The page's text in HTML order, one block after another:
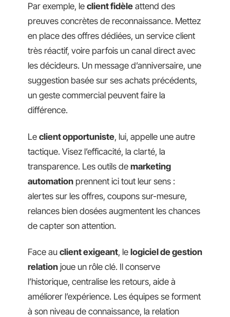
Par exemple, le client fidèle attend des
preuves concrètes de reconnaissance. Mettez
en place des offres dédiées, un service client
très réactif, voire parfois un canal direct avec
les décideurs. Un message d’anniversaire, une
suggestion basée sur ses achats précédents,
un geste commercial peuvent faire la
différence.
Le client opportuniste, lui, appelle une autre
tactique. Visez l’efficacité, la clarté, la
transparence. Les outils de marketing
automation prennent ici tout leur sens :
alertes sur les offres, coupons sur-mesure,
relances bien dosées augmentent les chances
de capter son attention.
Face au client exigeant, le logiciel de gestion
relation joue un rôle clé. Il conserve
l’historique, centralise les retours, aide à
améliorer l’expérience. Les équipes se forment
à son niveau de connaissance, la relation